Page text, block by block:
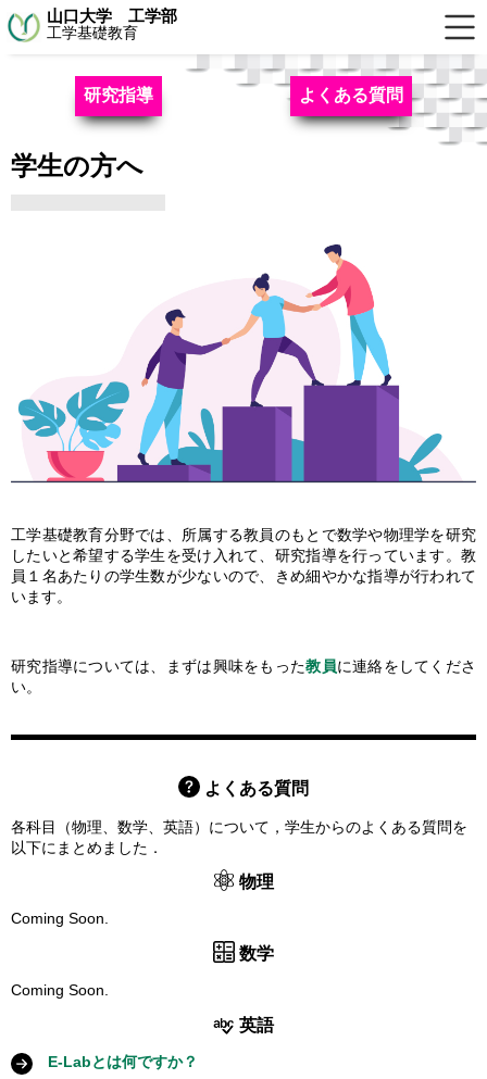
山口大学 工学部
工学基礎教育
研究指導 よくある質問
学生の方へ
工学基礎教育分野では、所属する教員のもとで数学や物理学を研究
したいと希望する学生を受け入れて、研究指導を行っています。教
員１名あたりの学生数が少ないので、きめ細やかな指導が行われて
います。
研究指導については、まずは興味をもった教員に連絡をしてくださ
い。
よくある質問
各科目（物理、数学、英語）について，学生からのよくある質問を
以下にまとめました．
物理
Coming Soon.
数学
Coming Soon.
英語
E-Labとは何ですか？